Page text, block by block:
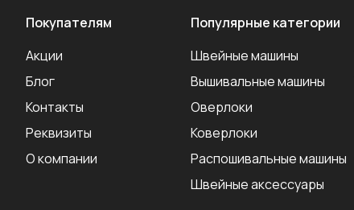
Покупателям
Акции
Блог
Контакты
Реквизиты
О компании
Популярные категории
Швейные машины
Вышивальные машины
Оверлоки
Коверлоки
Распошивальные машины
Швейные аксеcсуары